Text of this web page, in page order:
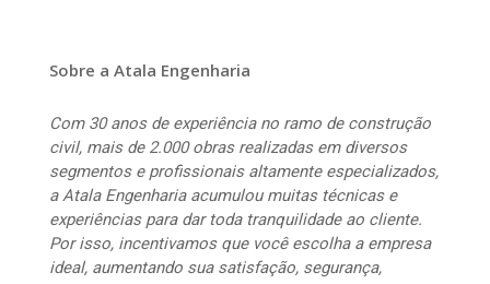
Sobre a Atala Engenharia
Com 30 anos de experiência no ramo de construção
civil, mais de 2.000 obras realizadas em diversos
segmentos e profissionais altamente especializados,
a Atala Engenharia acumulou muitas técnicas e
experiências para dar toda tranquilidade ao cliente.
Por isso, incentivamos que você escolha a empresa
ideal, aumentando sua satisfação, segurança,